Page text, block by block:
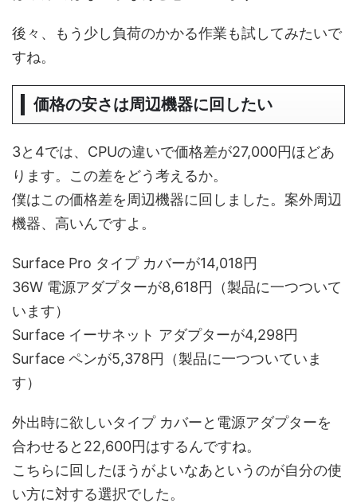
後々、もう少し負荷のかかる作業も試してみたいで
すね。
価格の安さは周辺機器に回したい
3と4では、CPUの違いで価格差が27,000円ほどあ
ります。この差をどう考えるか。
僕はこの価格差を周辺機器に回しました。案外周辺
機器、高いんですよ。
Surface Pro タイプ カバーが14,018円
36W 電源アダプターが8,618円（製品に一つついて
います）
Surface イーサネット アダプターが4,298円
Surface ペンが5,378円（製品に一つついていま
す）
外出時に欲しいタイプ カバーと電源アダプターを
合わせると22,600円はするんですね。
こちらに回したほうがよいなあというのが自分の使
い方に対する選択でした。